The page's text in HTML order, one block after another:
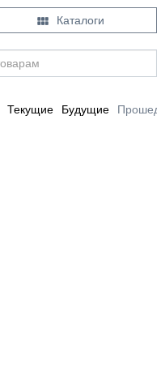
 Каталоги
Текущие Будущие